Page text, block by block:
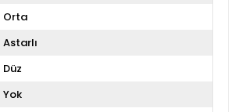
Orta
Astarlı
Düz
Yok